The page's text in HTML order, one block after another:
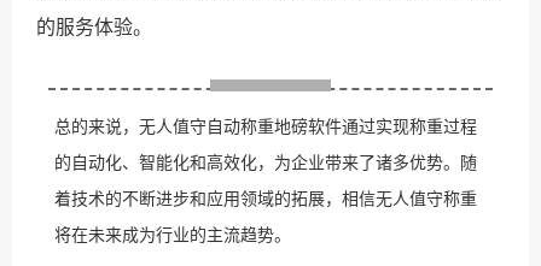
的服务体验。
总的来说，无人值守自动称重地磅软件通过实现称重过程
的自动化、智能化和高效化，为企业带来了诸多优势。随
着技术的不断进步和应用领域的拓展，相信无人值守称重
将在未来成为行业的主流趋势。